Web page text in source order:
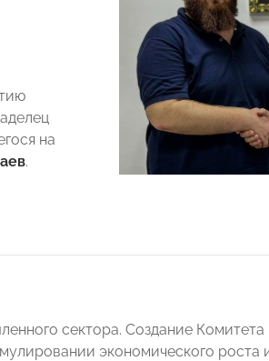
на
.
сектора. Создание
экономического роста